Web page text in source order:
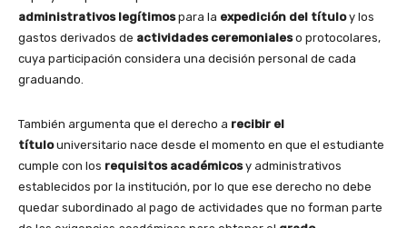
administrativos legítimospara la expedición del títuloy los
gastos derivados de actividades ceremonialeso protocolares,
cuya participación considera una decisión personal de cada
graduando.
También argumenta que el derecho a recibir el
títulouniversitario nace desde el momento en que el estudiante
cumple con los requisitos académicosy administrativos
establecidos por la institución, por lo que ese derecho no debe
quedar subordinado al pago de actividades que no forman parte